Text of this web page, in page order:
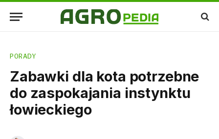
PORADY
Zabawki dla kota potrzebne
do zaspokajania instynktu
łowieckiego